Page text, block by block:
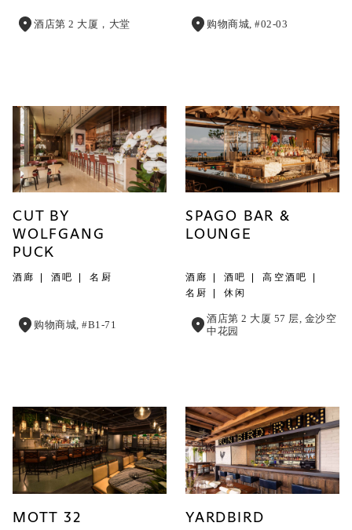
酒店第 2 大厦，大堂 购物商城, #02-03
CUT BY
WOLFGANG
PUCK
酒廊 酒吧 名厨
购物商城, #B1-71
SPAGO BAR &
LOUNGE
酒廊 酒吧
高空酒吧
名厨
休闲
酒店第 2 大厦 57 层, 金沙空
中花园
MOTT 32
YARDBIRD